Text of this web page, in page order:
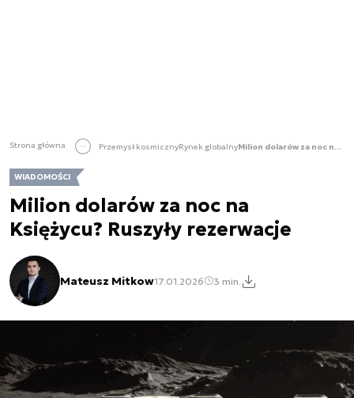
Strona główna Przemysł kosmicznyRynek globalny Milion dolarów za noc na Księżycu? Ruszyły rezerwacje
WIADOMOŚCI
Milion dolarów za noc na
Księżycu? Ruszyły rezerwacje
Mateusz Mitkow17.01.2026 3 min.